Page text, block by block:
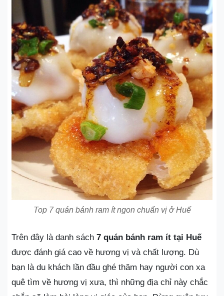
Top 7 quán bánh ram ít ngon chuẩn vị ở Huế
Trên đây là danh sách 7 quán bánh ram ít tại Huế
được đánh giá cao về hương vị và chất lượng. Dù
bạn là du khách lần đầu ghé thăm hay người con xa
quê tìm về hương vị xưa, thì những địa chỉ này chắc